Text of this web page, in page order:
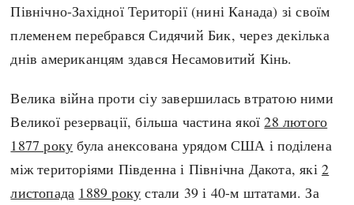
Північно-Західної Території (нині Канада) зі своїм
племенем перебрався Сидячий Бик, через декілька
днів американцям здався Несамовитий Кінь.
Велика війна проти сіу завершилась втратою ними
Великої резервації, більша частина якої28 лютого
1877 року була анексована урядом США і поділена
між територіями Південна і Північна Дакота, які2
листопада 1889 року стали 39 і 40-м штатами. За